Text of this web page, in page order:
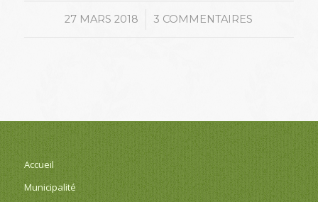
27 MARS 2018
/ 3 COMMENTAIRES
Accueil
Municipalité